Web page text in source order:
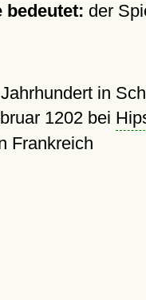
bedeutet: der
in
1202bei
Frankreich